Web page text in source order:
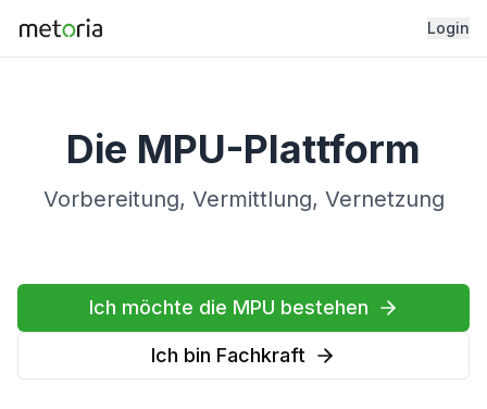
Login
Die MPU-Plattform
Vorbereitung, Vermittlung, Vernetzung
Ich möchte die MPU bestehen
Ich bin Fachkraft